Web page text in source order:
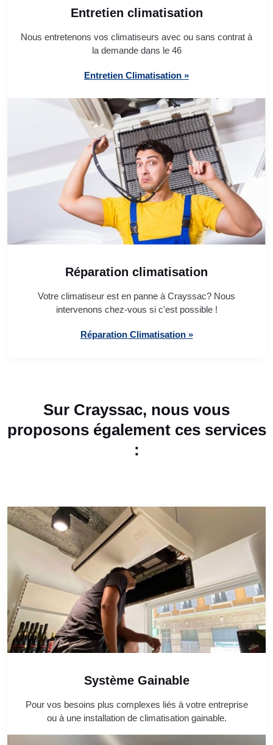
Entretien climatisation
Nous entretenons vos climatiseurs avec ou sans contrat à
la demande dans le 46
Entretien Climatisation »
Réparation climatisation
Votre climatiseur est en panne à Crayssac? Nous
intervenons chez-vous si c'est possible !
Réparation Climatisation »
Sur Crayssac, nous vous
proposons également ces services
:
Système Gainable
Pour vos besoins plus complexes liés à votre entreprise
ou à une installation de climatisation gainable.